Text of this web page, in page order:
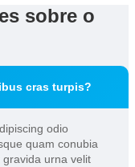
sobre o
cras turpis?
odio
quam conubia
urna velit